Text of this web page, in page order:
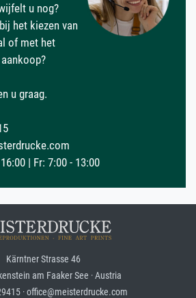
u nog?
het kiezen van
of met het
u graag.
| Fr: 7:00 - 13:00
Kärntner Strasse 46
am Faaker See · Austria
· office@meisterdrucke.com